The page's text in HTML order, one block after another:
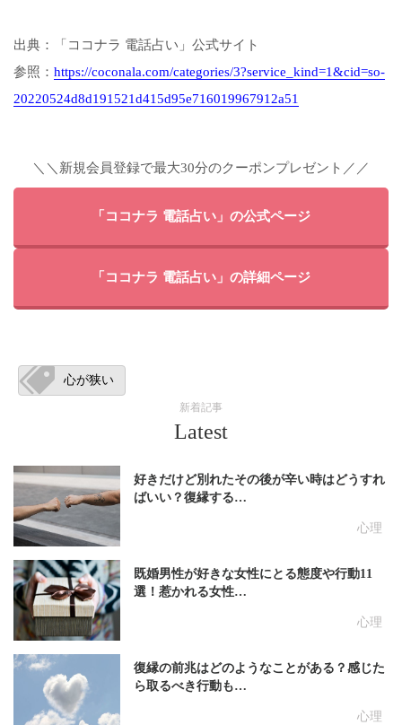
出典：「ココナラ 電話占い」公式サイト
参照： https://coconala.com/categories/3?service_kind=1&cid=so-
20220524d8d191521d415d95e716019967912a51
＼＼新規会員登録で最大30分のクーポンプレゼント／／
「ココナラ 電話占い」の公式ページ
「ココナラ 電話占い」の詳細ページ
心が狭い
新着記事
Latest
心理
好きだけど別れたその後が辛い時はどうすれ
ばいい？復縁する…
心理
既婚男性が好きな女性にとる態度や行動11
選！惹かれる女性…
心理
復縁の前兆はどのようなことがある？感じた
ら取るべき行動も…